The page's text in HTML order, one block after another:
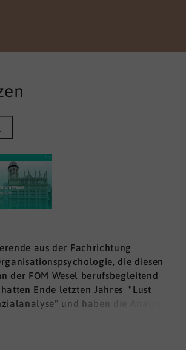
aus der Fachrichtung
die diesen
der FOM Wesel berufsbegleitend
Ende letzten Jahres "Lust
und haben die Analyse